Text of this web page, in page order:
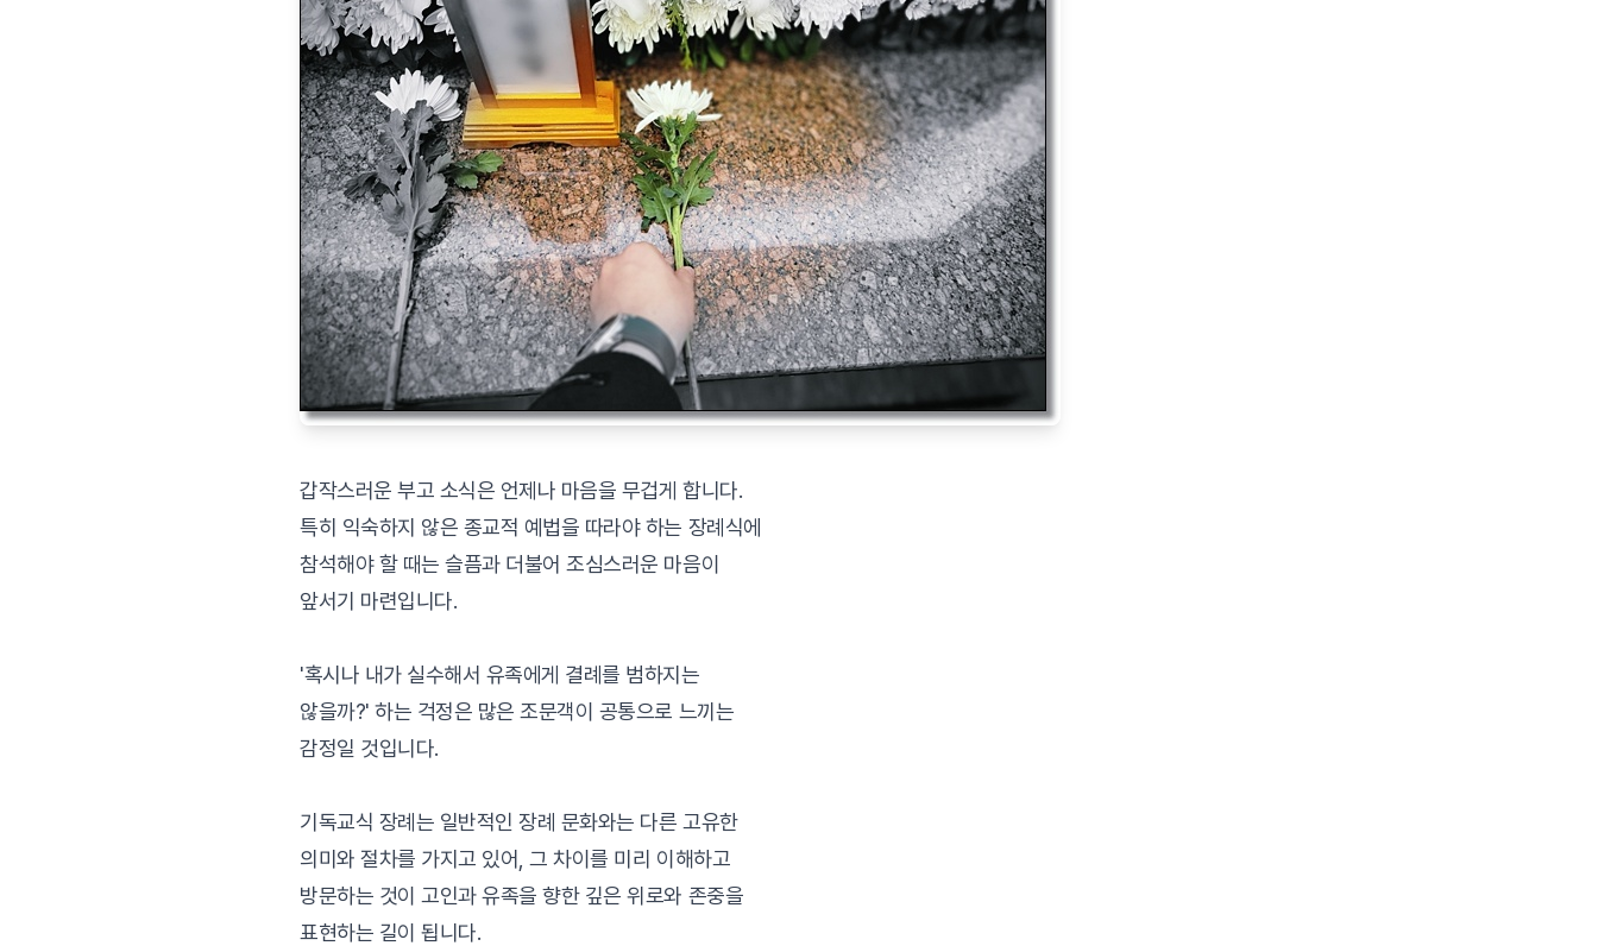
갑작스러운 부고 소식은 언제나 마음을 무겁게 합니다.
특히 익숙하지 않은 종교적 예법을 따라야 하는 장례식에
참석해야 할 때는 슬픔과 더불어 조심스러운 마음이
앞서기 마련입니다.
'혹시나 내가 실수해서 유족에게 결례를 범하지는
않을까?' 하는 걱정은 많은 조문객이 공통으로 느끼는
감정일 것입니다.
기독교식 장례는 일반적인 장례 문화와는 다른 고유한
의미와 절차를 가지고 있어, 그 차이를 미리 이해하고
방문하는 것이 고인과 유족을 향한 깊은 위로와 존중을
표현하는 길이 됩니다.